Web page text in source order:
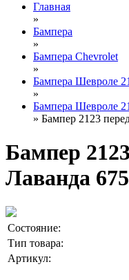
Главная
»
Бампера
»
Бампера Chevrolet
»
Бампера Шевроле
»
Бампера Шевроле
» Бампер 2123
Бампер
Лаванда
Состояние:
Тип товара:
Артикул: